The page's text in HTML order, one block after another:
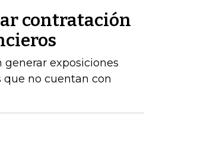
contratación
generar exposiciones
que no cuentan con